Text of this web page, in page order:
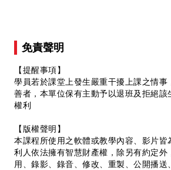
免責聲明
【提醒事項】
學員若於課堂上發生嚴重干擾上課之情事
善者，本單位保有主動予以退班及拒絕該
權利
【版權聲明】
本課程所使用之軟體或教學內容、影片
利人依法擁有智慧財產權，除另有約定外
用、錄影、錄音、修改、重製、公開播送